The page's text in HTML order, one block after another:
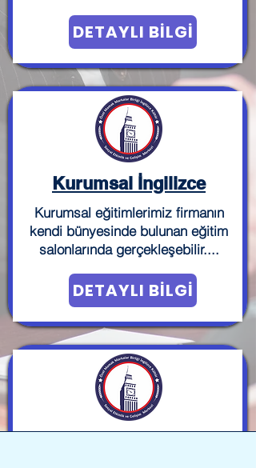
DETAYLI BİLGİ
Kurumsal İngilizce
Kurumsal eğitimlerimiz firmanın
kendi bünyesinde bulunan eğitim
salonlarında gerçekleşebilir....
DETAYLI BİLGİ